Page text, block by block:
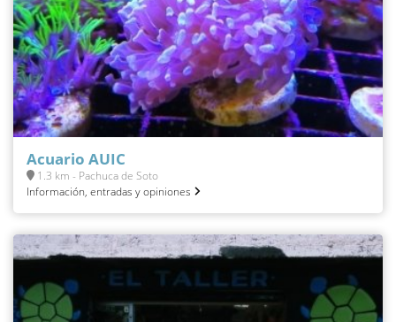
Acuario AUIC
1.3 km - Pachuca de Soto
Información, entradas y opiniones